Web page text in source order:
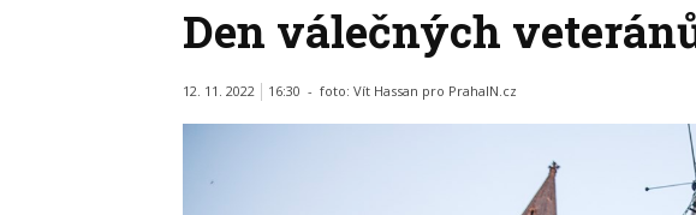
Den válečných
12. 11. 2022 16:30 - foto: Vít Hassan pro PrahaIN.cz